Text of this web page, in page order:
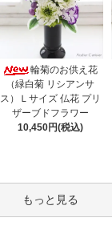
輪菊のお供え花
（緑白菊 リシアンサ
ス）Ｌサイズ 仏花 プリ
ザーブドフラワー
10,450円(税込)
もっと見る